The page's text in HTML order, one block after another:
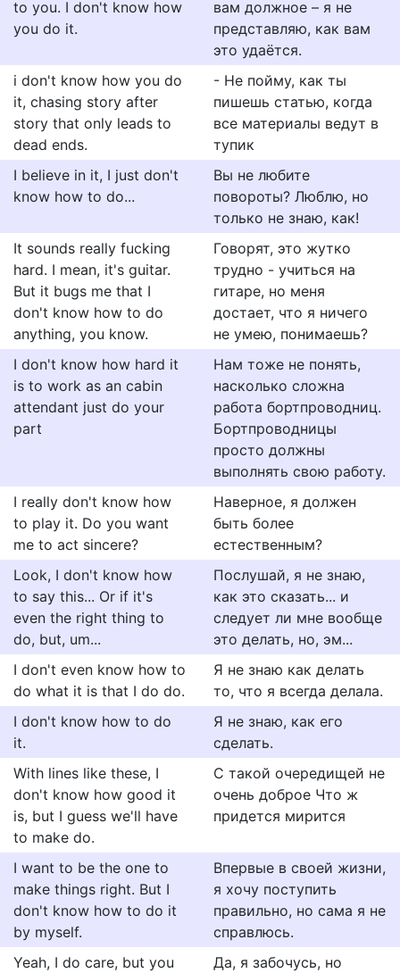
to you. I don't know how
you do it.
вам должное – я не
представляю, как вам
это удаётся.
i don't know how you do
it, chasing story after
story that only leads to
dead ends.
- Не пойму, как ты
пишешь статью, когда
все материалы ведут в
тупик
I believe in it, I just don't
know how to do...
Вы не любите
повороты? Люблю, но
только не знаю, как!
It sounds really fucking
hard. I mean, it's guitar.
But it bugs me that I
don't know how to do
anything, you know.
Говорят, это жутко
трудно - учиться на
гитаре, но меня
достает, что я ничего
не умею, понимаешь?
I don't know how hard it
is to work as an cabin
attendant just do your
part
Нам тоже не понять,
насколько сложна
работа бортпроводниц.
Бортпроводницы
просто должны
выполнять свою работу.
I really don't know how
to play it. Do you want
me to act sincere?
Наверное, я должен
быть более
естественным?
Look, I don't know how
to say this... Or if it's
even the right thing to
do, but, um...
Послушай, я не знаю,
как это сказать... и
следует ли мне вообще
это делать, но, эм...
I don't even know how to
do what it is that I do do.
Я не знаю как делать
то, что я всегда делала.
I don't know how to do
it.
Я не знаю, как его
сделать.
With lines like these, I
don't know how good it
is, but I guess we'll have
to make do.
С такой очередищей не
очень доброе Что ж
придется мирится
I want to be the one to
make things right. But I
don't know how to do it
by myself.
Впервые в своей жизни,
я хочу поступить
правильно, но сама я не
справлюсь.
Yeah, I do care, but you
Да, я забочусь, но